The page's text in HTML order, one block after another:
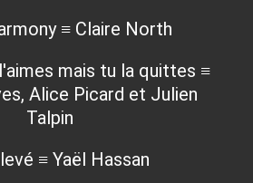
≡ Claire North
mais tu la quittes ≡
Alice Picard et Julien
Talpin
≡ Yaël Hassan